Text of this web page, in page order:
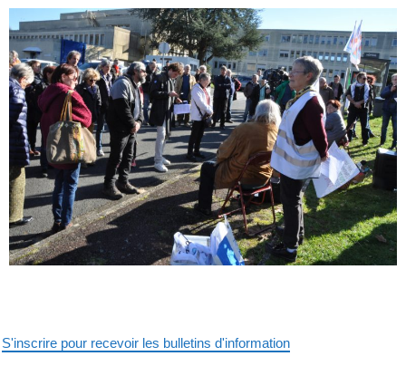
S'inscrire pour recevoir les bulletins d'information